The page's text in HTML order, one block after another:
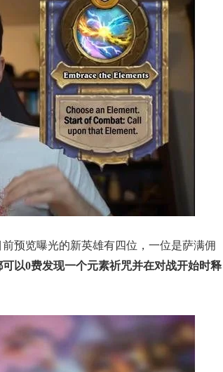
预览曝光的新英雄有四位，一位是萨满佣
以0费发现一个元素祈咒并在对战开始时释